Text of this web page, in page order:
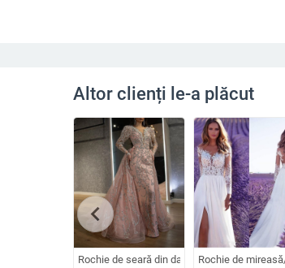
Altor clienți le-a plăcut
Rochie de seară din dantelă cu decolteu în
Rochie de
chevron_left